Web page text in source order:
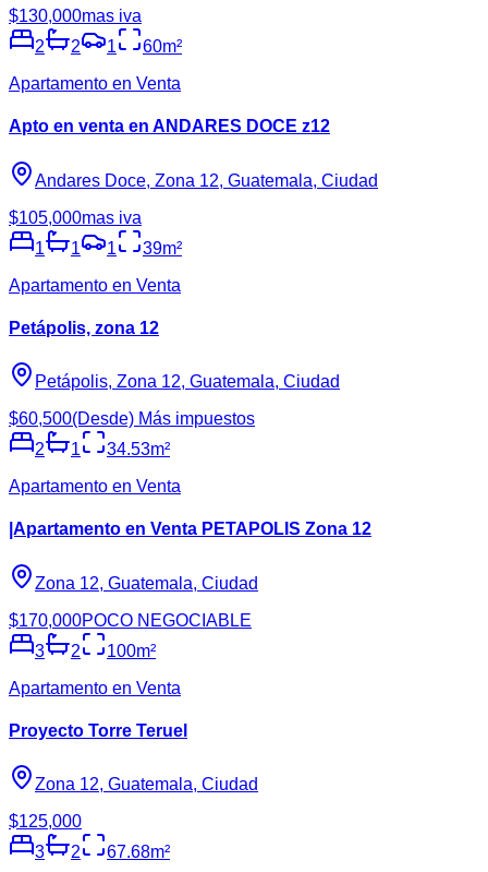
$130,000mas iva
2
2 1 60m²
Apartamento en Venta
Apto en venta en ANDARES DOCE z12
Andares Doce, Zona 12, Guatemala, Ciudad
$105,000mas iva
1
1 1 39m²
Apartamento en Venta
Petápolis, zona 12
Petápolis, Zona 12, Guatemala, Ciudad
$60,500(Desde) Más impuestos
2
1 34.53m²
Apartamento en Venta
|Apartamento en Venta PETAPOLIS Zona 12
Zona 12, Guatemala, Ciudad
$170,000POCO NEGOCIABLE
3
2 100m²
Apartamento en Venta
Proyecto Torre Teruel
Zona 12, Guatemala, Ciudad
$125,000
3
2 67.68m²